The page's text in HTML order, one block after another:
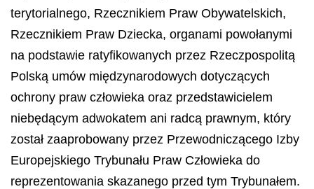
terytorialnego, Rzecznikiem Praw Obywatelskich,
Rzecznikiem Praw Dziecka, organami powołanymi
na podstawie ratyfikowanych przez Rzeczpospolitą
Polską umów międzynarodowych dotyczących
ochrony praw człowieka oraz przedstawicielem
niebędącym adwokatem ani radcą prawnym, który
został zaaprobowany przez Przewodniczącego Izby
Europejskiego Trybunału Praw Człowieka do
reprezentowania skazanego przed tym Trybunałem.